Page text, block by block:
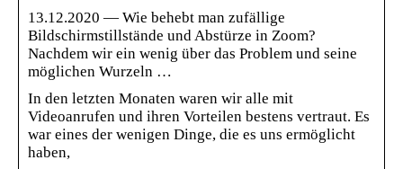
13.12.2020 — Wie behebt man zufällige
Bildschirmstillstände und Abstürze in Zoom?
Nachdem wir ein wenig über das Problem und seine
möglichen Wurzeln …
In den letzten Monaten waren wir alle mit
Videoanrufen und ihren Vorteilen bestens vertraut. Es
war eines der wenigen Dinge, die es uns ermöglicht
haben,